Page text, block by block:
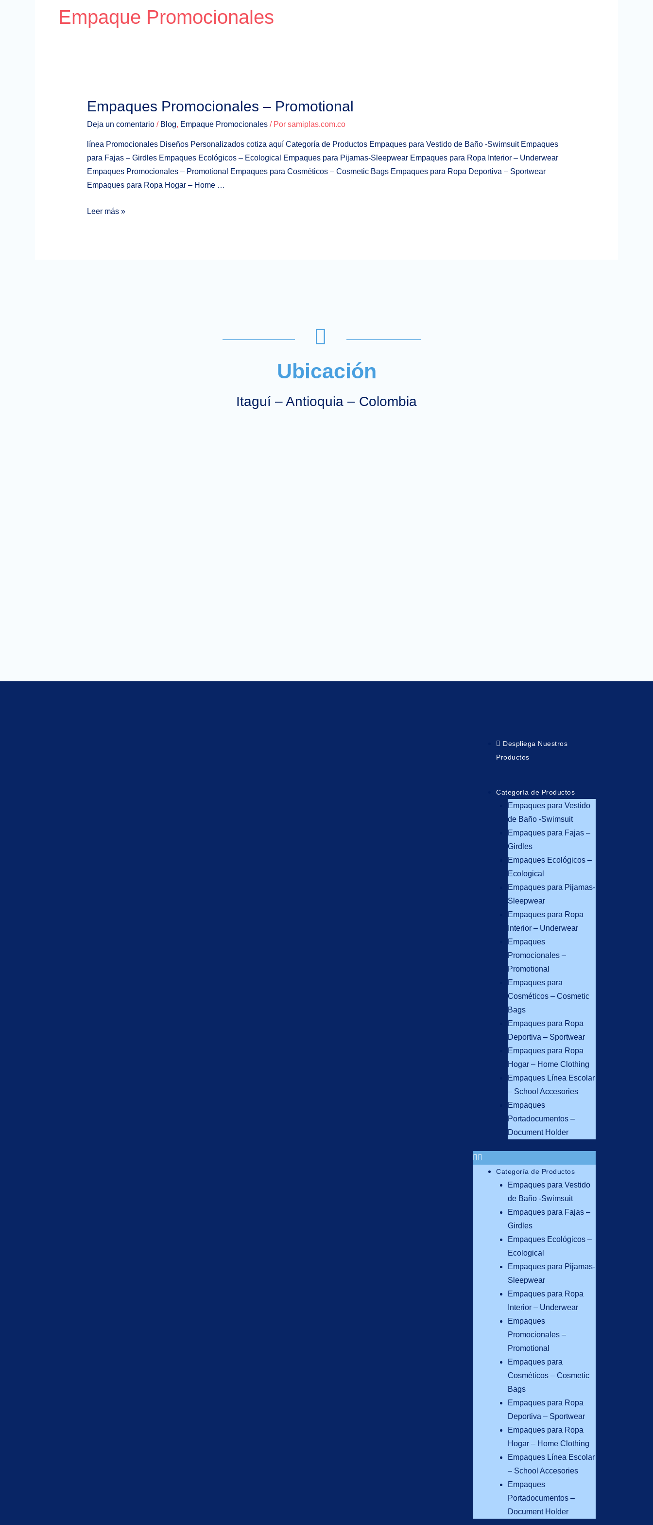
Empaque Promocionales
Empaques Promocionales – Promotional
Deja un comentario / Blog, Empaque Promocionales/ Por samiplas.com.co
línea Promocionales Diseños Personalizados cotiza aquí Categoría de Productos Empaques para Vestido de Baño -Swimsuit Empaques
para Fajas – Girdles Empaques Ecológicos – Ecological Empaques para Pijamas-Sleepwear Empaques para Ropa Interior – Underwear
Empaques Promocionales – Promotional Empaques para Cosméticos – Cosmetic Bags Empaques para Ropa Deportiva – Sportwear
Empaques para Ropa Hogar – Home …
Empaques
Promocionales
–
Promotional
Leer más »
Ubicación
Itaguí – Antioquia – Colombia
Despliega Nuestros
Productos
Categoría de Productos
Empaques para Vestido
de Baño -Swimsuit
Empaques para Fajas –
Girdles
Empaques Ecológicos –
Ecological
Empaques para Pijamas-
Sleepwear
Empaques para Ropa
Interior – Underwear
Empaques
Promocionales –
Promotional
Empaques para
Cosméticos – Cosmetic
Bags
Empaques para Ropa
Deportiva – Sportwear
Empaques para Ropa
Hogar – Home Clothing
Empaques Línea Escolar
– School Accesories
Empaques
Portadocumentos –
Document Holder
Menu
Categoría de Productos
Empaques para Vestido
de Baño -Swimsuit
Empaques para Fajas –
Girdles
Empaques Ecológicos –
Ecological
Empaques para Pijamas-
Sleepwear
Empaques para Ropa
Interior – Underwear
Empaques
Promocionales –
Promotional
Empaques para
Cosméticos – Cosmetic
Bags
Empaques para Ropa
Deportiva – Sportwear
Empaques para Ropa
Hogar – Home Clothing
Empaques Línea Escolar
– School Accesories
Empaques
Portadocumentos –
Document Holder